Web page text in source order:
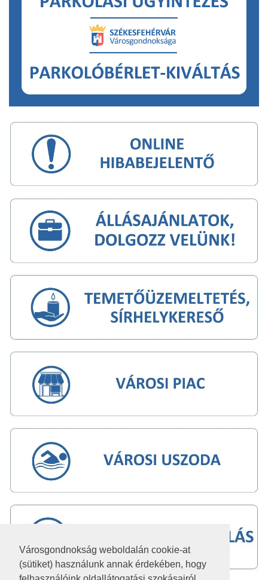
Városgondnokság weboldalán cookie-at
(sütiket) használunk annak érdekében, hogy